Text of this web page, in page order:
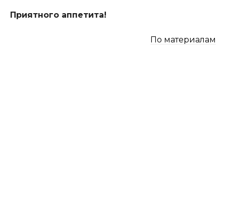
Приятного аппетита!
По материалам